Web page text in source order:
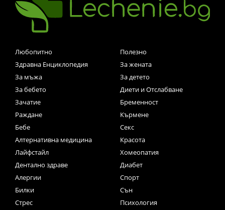
Любопитно
Полезно
Здравна Енциклопедия
За жената
За мъжа
За детето
За бебето
Диети и Отслабване
Зачатие
Бременност
Раждане
Кърмене
Бебе
Секс
Алтернативна медицина
Красота
Лайфстайл
Хомеопатия
Дентално здраве
Диабет
Алергии
Спорт
Билки
Сън
Стрес
Психология